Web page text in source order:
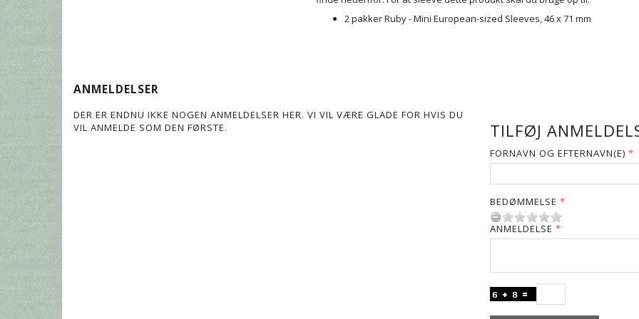
2 pakker Ruby - Mini European-sized Sleeves, 46 x 71 mm
ANMELDELSER
DER ER ENDNU IKKE NOGEN ANMELDELSER HER. VI VIL VÆRE GLADE FOR HVIS DU
VIL ANMELDE SOM DEN FØRSTE.
TILFØJ
FORNAVN OG EFTERNAVN(E)
BEDØMMELSE
ANMELDELSE